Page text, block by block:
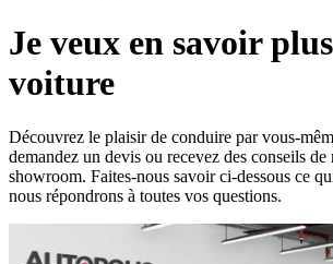
Je veux en savoir
voiture
Découvrez le plaisir de conduire par vous-
demandez un devis ou recevez des conseils de
showroom. Faites-nous savoir ci-dessous ce
nous répondrons à toutes vos questions.